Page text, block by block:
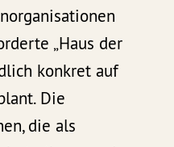
„Haus der
konkret auf
Die
die als